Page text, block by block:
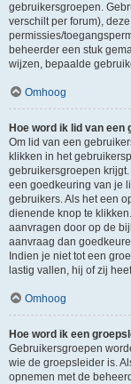
gebruikersgroepen.
verschilt per forum),
permissies/
beheerder een stuk
wijzen, bepaalde
Omhoog
Hoe word ik lid van
Om lid van een
klikken in het
gebruikersgroepen
een goedkeuring van je
gebruikers. Als het een
dienende knop te
aanvragen door op de
aanvraag dan
Indien je niet tot een
lastig vallen, hij of zij
Omhoog
Hoe word ik een
Gebruikersgroepen
wie de groepsleider is.
opnemen met de